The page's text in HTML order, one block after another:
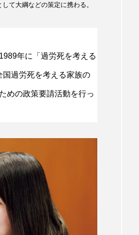
て大綱などの策定に携わる。
年に「過労死を考える
過労死を考える家族の
めの政策要請活動を行っ